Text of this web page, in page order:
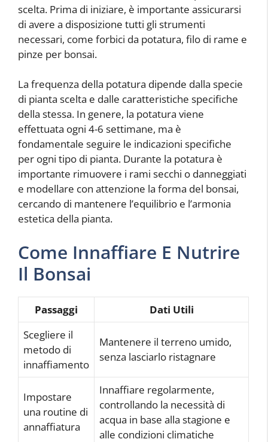
scelta. Prima di iniziare, è importante assicurarsi
di avere a disposizione tutti gli strumenti
necessari, come forbici da potatura, filo di rame e
pinze per bonsai.
La frequenza della potatura dipende dalla specie
di pianta scelta e dalle caratteristiche specifiche
della stessa. In genere, la potatura viene
effettuata ogni 4-6 settimane, ma è
fondamentale seguire le indicazioni specifiche
per ogni tipo di pianta. Durante la potatura è
importante rimuovere i rami secchi o danneggiati
e modellare con attenzione la forma del bonsai,
cercando di mantenere l’equilibrio e l’armonia
estetica della pianta.
Come Innaffiare E Nutrire
Il Bonsai
Passaggi
Dati Utili
Scegliere il
metodo di
innaffiamento
Mantenere il terreno umido,
senza lasciarlo ristagnare
Impostare
una routine di
annaffiatura
Innaffiare regolarmente,
controllando la necessità di
acqua in base alla stagione e
alle condizioni climatiche